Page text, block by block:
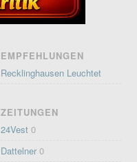
EMPFEHLUNGEN
Recklinghausen Leuchtet
ZEITUNGEN
24Vest 0
Dattelner 0